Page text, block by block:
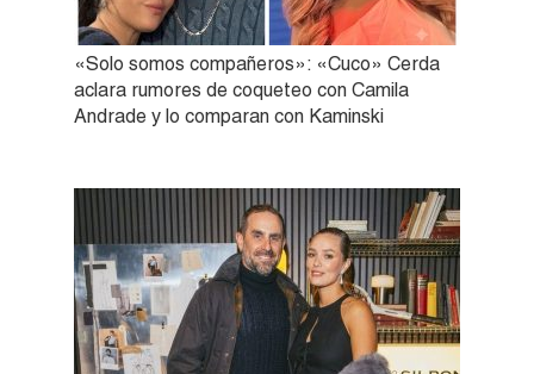
«Solo somos compañeros»: «Cuco» Cerda
aclara rumores de coqueteo con Camila
Andrade y lo comparan con Kaminski